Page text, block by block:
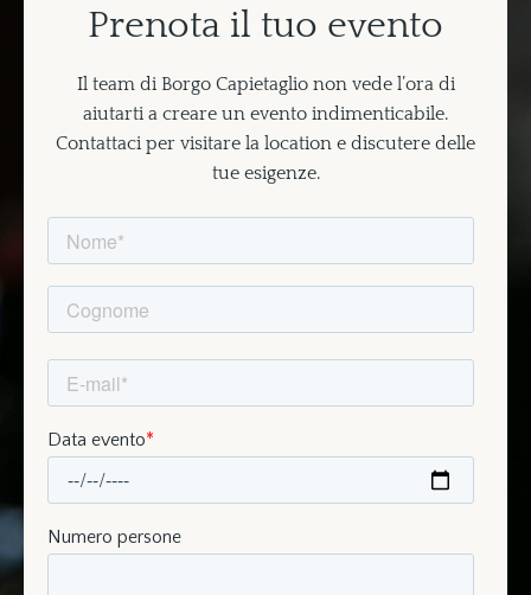
Prenota il tuo evento
Il team di Borgo Capietaglio non vede l’ora di
aiutarti a creare un evento indimenticabile.
Contattaci per visitare la location e discutere delle
tue esigenze.